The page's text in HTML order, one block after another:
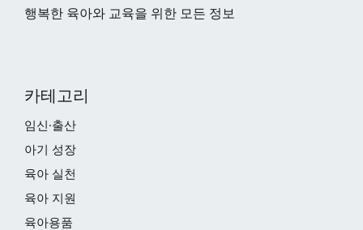
행복한 육아와 교육을 위한 모든 정보
카테고리
임신·출산
아기 성장
육아 실천
육아 지원
육아용품